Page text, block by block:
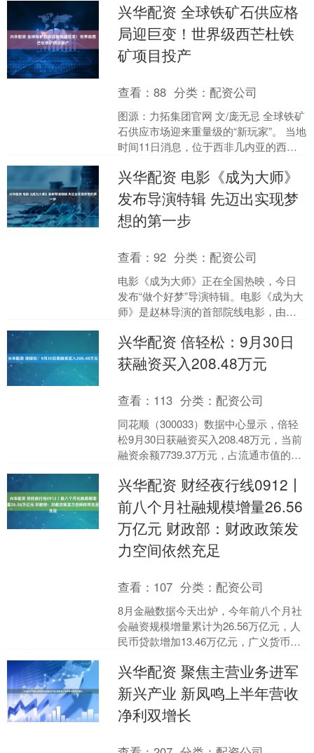
长。德....
兴华配资 全球铁矿石供应格
局迎巨变！世界级西芒杜铁
矿项目投产
查看：88 分类：配资公司
图源：力拓集团官网 文/庞无忌 全球铁矿
石供应市场迎来重量级的“新玩家”。 当地
时间11日消息，位于西非几内亚的西芒
将意味....
兴华配资 电影《成为大师》
发布导演特辑 先迈出实现梦
想的第一步
查看：92 分类：配资公司
电影《成为大师》正在全国热映，今日
发布“做个好梦”导演特辑。电影《成为大
师》是赵林导演的首部院线电影，由赵
了一个不甘平凡的追梦....
兴华配资 倍轻松：9月30日
获融资买入208.48万元
查看： 113 分类：配资公司
同花顺（300033）数据中心显示，倍轻
松9月30日获融资买入208.48万元，当前
融资余额7739.37万元，占流通市值的
兴华配资 财经夜行线0912丨
前八个月社融规模增量26.56
万亿元 财政部：财政政策发
力空间依然充足
查看： 107 分类：配资公司
8月金融数据今天出炉，今年前八个月社
会融资规模增量累计为26.56万亿元，人
民币贷款增加13.46万亿元，广义货币M2
兴华配资 聚焦主营业务进军
新兴产业 新凤鸣上半年营收
净利双增长